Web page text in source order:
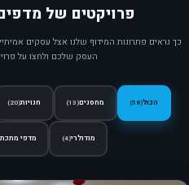
פרויקטים של
כך נראים פתרונות המידוף שלנו אצל עסקים
העסק שלכם ולחצו על
הכול(58) מחסנים(13) חנויות(20)
מודולרי(4) מדפי מתכת